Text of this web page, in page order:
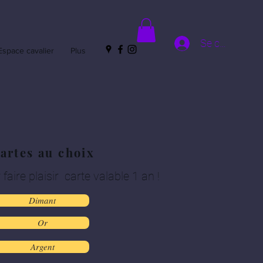
cavalier Plus
Se connecter
au choix
plaisir carte valable 1 an !
Dimant
Or
Argent